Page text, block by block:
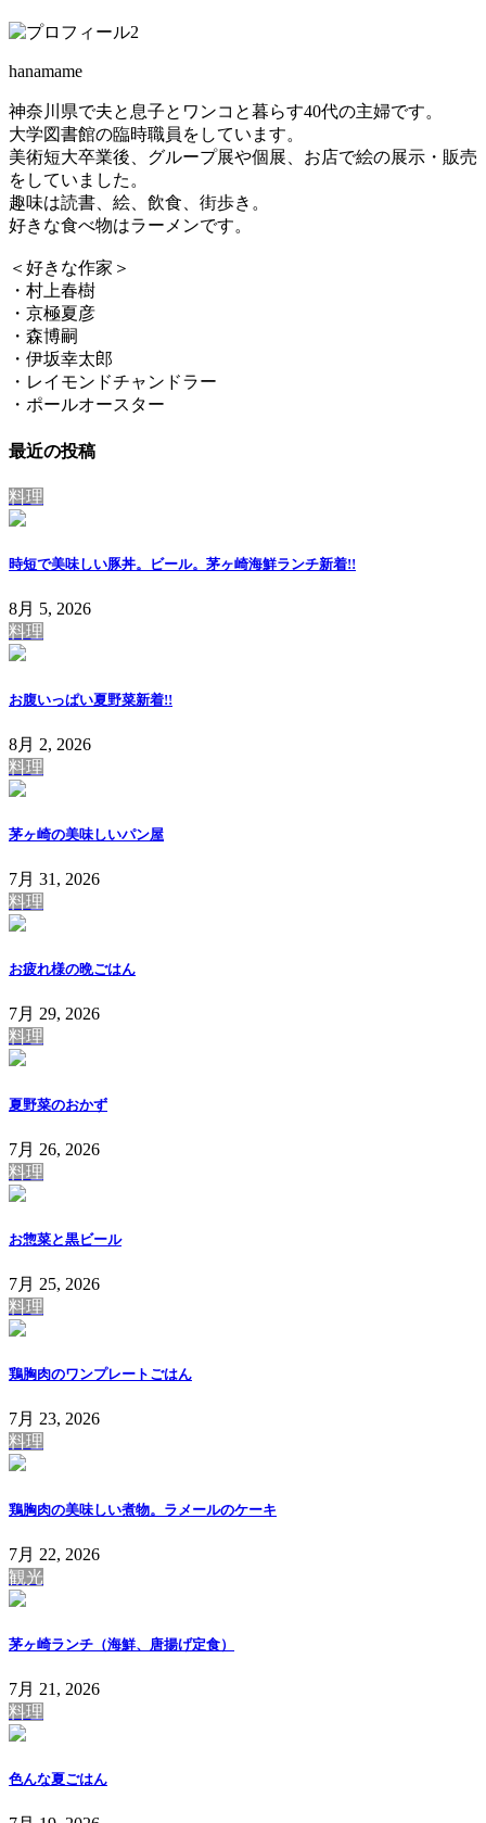
hanamame
神奈川県で夫と息子とワンコと暮らす40代の主婦です。
大学図書館の臨時職員をしています。
美術短大卒業後、グループ展や個展、お店で絵の展示・販売
をしていました。
趣味は読書、絵、飲食、街歩き。
好きな食べ物はラーメンです。
＜好きな作家＞
・村上春樹
・京極夏彦
・森博嗣
・伊坂幸太郎
・レイモンドチャンドラー
・ポールオースター
最近の投稿
料理
時短で美味しい豚丼。ビール。茅ヶ崎海鮮ランチ新着!!
8月 5, 2026
料理
お腹いっぱい夏野菜新着!!
8月 2, 2026
料理
茅ヶ崎の美味しいパン屋
7月 31, 2026
料理
お疲れ様の晩ごはん
7月 29, 2026
料理
夏野菜のおかず
7月 26, 2026
料理
お惣菜と黒ビール
7月 25, 2026
料理
鶏胸肉のワンプレートごはん
7月 23, 2026
料理
鶏胸肉の美味しい煮物。ラメールのケーキ
7月 22, 2026
観光
茅ヶ崎ランチ（海鮮、唐揚げ定食）
7月 21, 2026
料理
色んな夏ごはん